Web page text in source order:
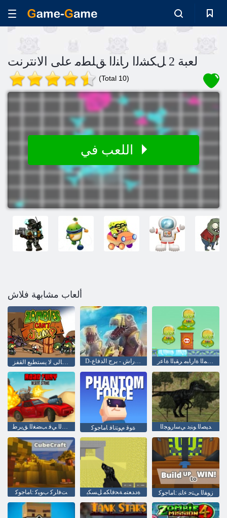
لعبة 2 ﻞﻜﺸﻟﺍ ﺭﺎﻨﻟﺍ ﻖﻠﻄﻣ على الانترنت
(Total 10)
ألعاب مشابهة فلاش
الكسالى لا يستطيع القفز D-يوم: راش - برج الدفاع ﺦﻳﺮﻤﻟﺍ ﺓﺍﺭﺎﺒﻣ ﺮﻘﺒﻟﺍ ﺓﺎﻋﺭ
ءﺍﺮﺤﺼﻟﺍ ﻲﻓ ﺐﻀﻐﻟﺍ ﻖﻳﺮﻃ ﺓﻮﻗ ﻡﻮﺘﻧﺎﻓ ﺎﻣﺎﺟﻮﻛ ﺪﻴﺼﻟﺍ ﻮﻨﻳﺩ ﻲﺳﺍﺭﻮﺠﻟﺍ
ﺖﻓﺍﺮﻛ ﺏﻮﻴﻛ :ﺎﻣﺎﺟﻮﻛ ﺓﺩﺪﻌﺘﻣ ﺔﺤﻓﺎﻜﻣ ﻞﺴﻜﺑ ﺯﻮﻔﻟﺍ ﻰﺘﺣ ءﺎﻨﺑ :ﺎﻣﺎﺟﻮﻛ